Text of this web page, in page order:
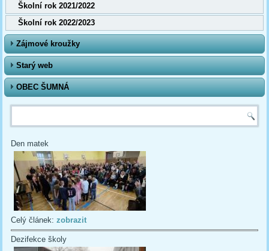
Školní rok 2021/2022
Školní rok 2022/2023
Zájmové kroužky
Starý web
OBEC ŠUMNÁ
Vyhledávání
Den matek
Celý článek:zobrazit
Dezifekce školy